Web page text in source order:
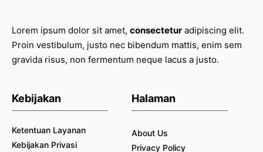
Lorem ipsum dolor sit amet, consectetur adipiscing elit.
Proin vestibulum, justo nec bibendum mattis, enim sem
gravida risus, non fermentum neque lacus a justo.
Kebijakan
Ketentuan Layanan
Kebijakan Privasi
Halaman
About Us
Privacy Policy